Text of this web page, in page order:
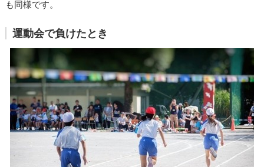
も同様です。
運動会で負けたとき